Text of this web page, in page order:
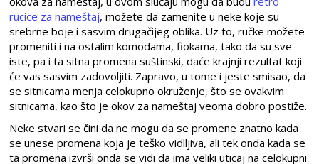
rucice za nameštaj, možete da zamenite u neke koje su
srebrne boje i sasvim drugačijeg oblika. Uz to, ručke možete
promeniti i na ostalim komodama, fiokama, tako da su sve
iste, pa i ta sitna promena suštinski, daće krajnji rezultat koji
će vas sasvim zadovoljiti. Zapravo, u tome i jeste smisao, da
se sitnicama menja celokupno okruženje, što se ovakvim
sitnicama, kao što je okov za nameštaj veoma dobro postiže.
Neke stvari se čini da ne mogu da se promene znatno kada
se unese promena koja je teško vidlljiva, ali tek onda kada se
ta promena izvrši onda se vidi da ima veliki uticaj na celokupni